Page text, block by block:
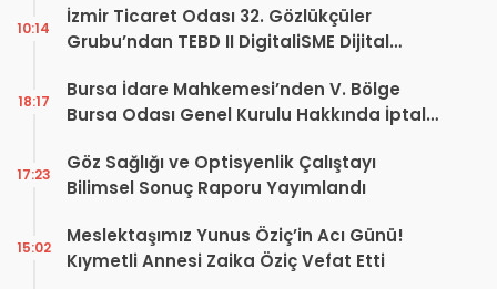
İzmir Ticaret Odası 32. Gözlükçüler
Grubu’ndan TEBD II DigitaliSME Dijital
10:14
Bursa İdare Mahkemesi’nden V. Bölge
Bursa Odası Genel Kurulu Hakkında İptal
18:17
Göz Sağlığı ve Optisyenlik Çalıştayı
Bilimsel Sonuç Raporu Yayımlandı
17:23
Meslektaşımız Yunus Öziç’in Acı Günü!
Kıymetli Annesi Zaika Öziç Vefat Etti
15:02